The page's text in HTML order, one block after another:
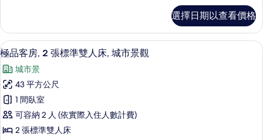
大
雙
人
床,
城
市
景
觀
客
房,
1
特
大
雙
人
床,
城
市
選擇日期以查看價格
顯
示
極
品
客
房,
低過敏寢具、客房內保險箱、遮光布/
4
極品客房, 2 張標準雙人床, 城市景觀
城市景
43 平方公尺
1 間臥室
可容納 2 人 (依實際入住人數計費)
2 張標準雙人床